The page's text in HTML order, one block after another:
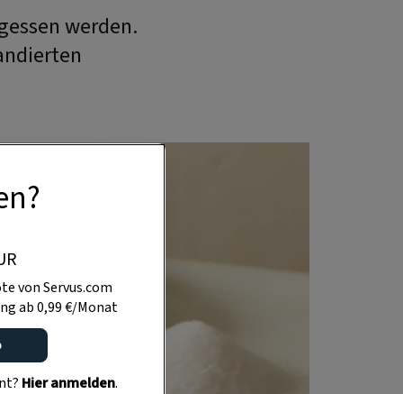
werden.
von Servus.com
ab 0,99 €/Monat
Hier anmelden.